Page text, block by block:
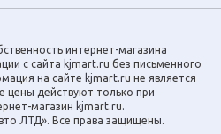
интернет-магазина
с сайта kjmart.ru без письменного
на сайте kjmart.ru не является
цены действуют только при
магазин kjmart.ru.
ЛТД». Все права защищены.